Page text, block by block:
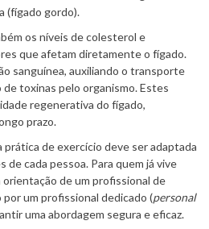
(fígado gordo).
os níveis de colesterol e
que afetam diretamente o fígado.
sanguínea, auxiliando o transporte
toxinas pelo organismo. Estes
regenerativa do fígado,
prazo.
de exercício deve ser adaptada
de cada pessoa. Para quem já vive
orientação de um profissional de
um profissional dedicado (personal
uma abordagem segura e eficaz.